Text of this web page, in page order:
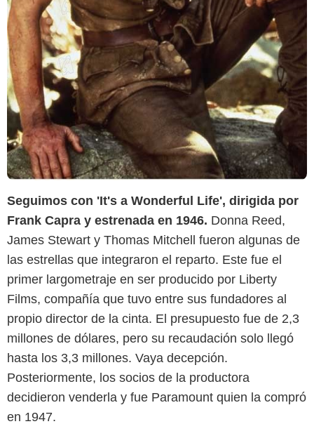
Seguimos con 'It's a Wonderful Life', dirigida por
Frank Capra y estrenada en 1946. Donna Reed,
James Stewart y Thomas Mitchell fueron algunas de
las estrellas que integraron el reparto. Este fue el
primer largometraje en ser producido por Liberty
Films, compañía que tuvo entre sus fundadores al
propio director de la cinta. El presupuesto fue de 2,3
millones de dólares, pero su recaudación solo llegó
hasta los 3,3 millones. Vaya decepción.
Posteriormente, los socios de la productora
decidieron venderla y fue Paramount quien la compró
en 1947.
Swashbuckler Films